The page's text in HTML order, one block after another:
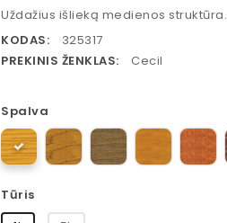
Uždažius išlieką medienos struktūra.
KODAS:
325317
PREKINIS ŽENKLAS:
Cecil
Spalva
Tūris